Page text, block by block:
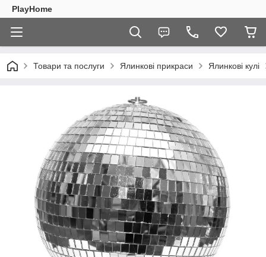
PlayHome
Товари та послуги Ялинкові прикраси Ялинкові кулі